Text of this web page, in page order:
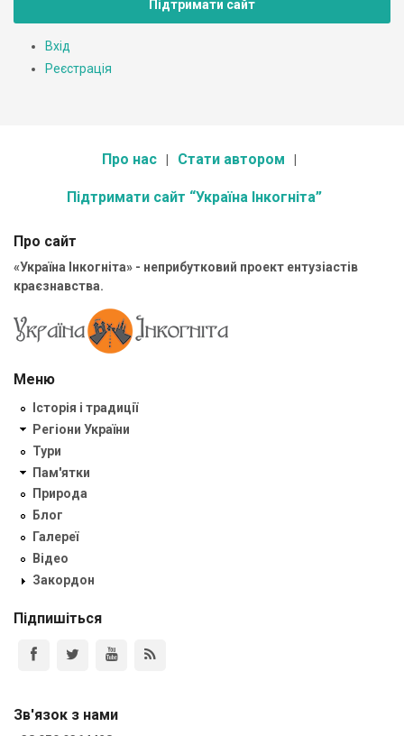
Підтримати сайт
Вхід
Реєстрація
Про нас Стати автором
Підтримати сайт “Україна Інкогніта”
Про сайт
«Україна Інкогніта» - неприбутковий проект ентузіастів
краєзнавства.
Меню
Історія і традиції
Регіони України
Тури
Пам'ятки
Природа
Блог
Галереї
Відео
Закордон
Підпишіться
Зв'язок з нами